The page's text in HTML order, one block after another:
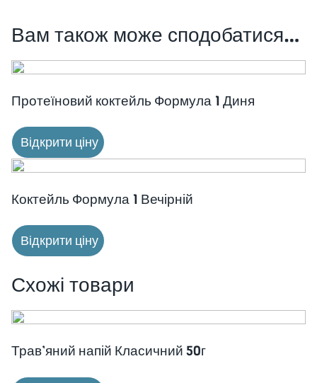
Вам також може сподобатися…
Протеїновий коктейль Формула 1 Диня
Відкрити ціну
Коктейль Формула 1 Вечірній
Відкрити ціну
Схожі товари
Трав’яний напій Класичний 50г